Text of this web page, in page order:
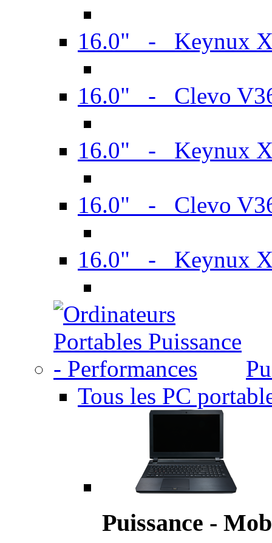
16.0" - Keynux
16.0" - Clevo
16.0" - Keynux
16.0" - Clevo
16.0" - Keynux
Tous les PC
Puissance -